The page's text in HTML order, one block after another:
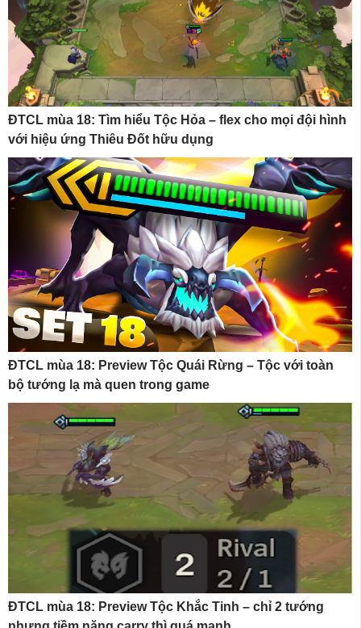
ĐTCL mùa 18: Tìm hiểu Tộc Hỏa – flex cho mọi đội hình
với hiệu ứng Thiêu Đốt hữu dụng
ĐTCL mùa 18: Preview Tộc Quái Rừng – Tộc với toàn
bộ tướng lạ mà quen trong game
ĐTCL mùa 18: Preview Tộc Khắc Tinh – chỉ 2 tướng